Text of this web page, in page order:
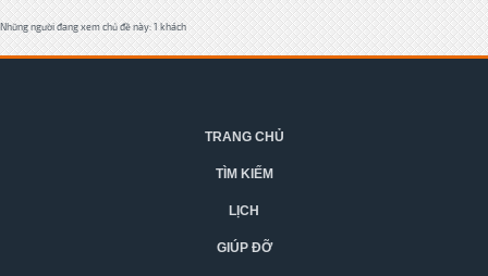
Những người đang xem chủ đề này: 1 khách
TRANG CHỦ
TÌM KIẾM
LỊCH
GIÚP ĐỠ